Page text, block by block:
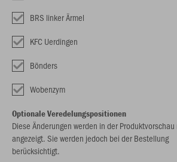
BRS linker Ärmel
KFC Uerdingen
Bönders
Wobenzym
Optionale Veredelungspositionen
Diese Änderungen werden in der
angezeigt. Sie werden jedoch bei der Bestellung
berücksichtigt.